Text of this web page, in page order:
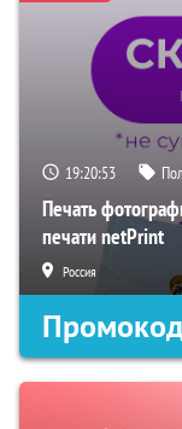
19:20:52
Печать
печати netPrint
Россия